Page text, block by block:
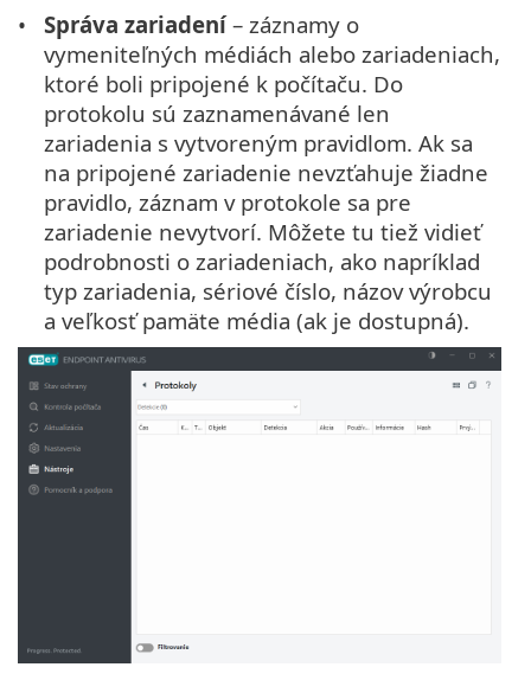
Správa zariadení– záznamy o
vymeniteľných médiách alebo zariadeniach,
ktoré boli pripojené k počítaču. Do
protokolu sú zaznamenávané len
zariadenia s vytvoreným pravidlom. Ak sa
na pripojené zariadenie nevzťahuje žiadne
pravidlo, záznam v protokole sa pre
zariadenie nevytvorí. Môžete tu tiež vidieť
podrobnosti o zariadeniach, ako napríklad
typ zariadenia, sériové číslo, názov výrobcu
a veľkosť pamäte média (ak je dostupná).